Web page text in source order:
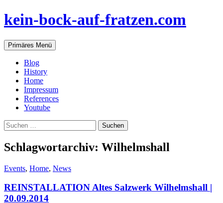
Zum
Inhalt
kein-bock-auf-fratzen.com
Suchen
Primäres Menü
Blog
History
Home
Impressum
References
Youtube
Suchen
nach:
Schlagwortarchiv: Wilhelmshall
Events, Home, News
REINSTALLATION Altes Salzwerk Wilhelmshall |
20.09.2014